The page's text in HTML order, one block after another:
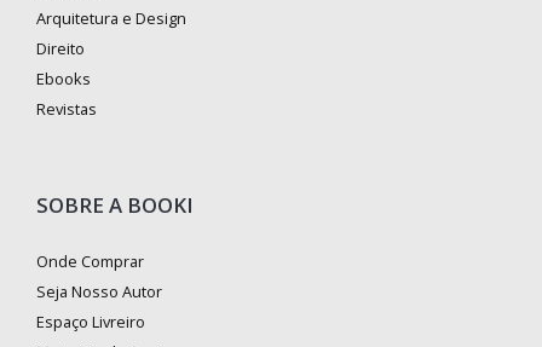
Arquitetura e Design
Direito
Ebooks
Revistas
SOBRE A BOOKI
Onde Comprar
Seja Nosso Autor
Espaço Livreiro